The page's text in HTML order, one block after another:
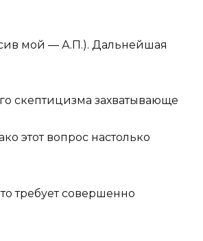
мой — А.П.). Дальнейшая
скептицизма захватывающе
этот вопрос настолько
требует совершенно